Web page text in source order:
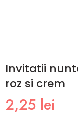
Invitatii
roz si crem
2,25 lei